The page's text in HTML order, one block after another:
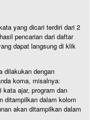
yang dicari terdiri dari 2
pencarian dari daftar
dapat langsung di klik
dilakukan dengan
koma, misalnya:
kata ajar, program dan
ditampilkan dalam kolom
akan ditampilkan dalam